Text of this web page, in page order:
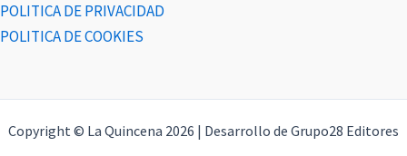
POLITICA DE PRIVACIDAD
POLITICA DE COOKIES
Copyright © La Quincena 2026 | Desarrollo de Grupo28 Editores